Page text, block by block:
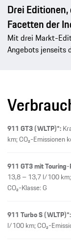
Drei
Facetten der
Mit drei Markt-
Angebots jenseits
911 GT3 (WLTP)*:
km; CO₂-Emissionen
911 GT3 mit
13,8 – 13,7 l/100
CO₂-Klasse: G
911 Turbo S (WLTP)*:
l/100 km; CO₂-